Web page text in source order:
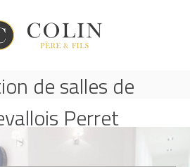
de salles de
Perret
DE SALLE DE BAIN
DE BAIN À LEVALLOIS